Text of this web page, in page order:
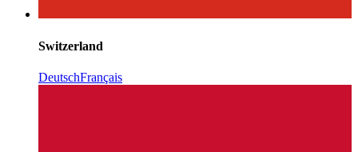
Switzerland
DeutschFrançais